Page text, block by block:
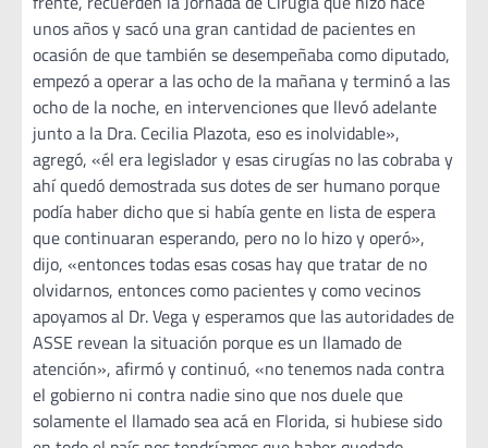
unos años y sacó una gran cantidad de pacientes en
ocasión de que también se desempeñaba como diputado,
empezó a operar a las ocho de la mañana y terminó a las
ocho de la noche, en intervenciones que llevó adelante
junto a la Dra. Cecilia Plazota, eso es inolvidable»,
agregó, «él era legislador y esas cirugías no las cobraba y
ahí quedó demostrada sus dotes de ser humano porque
podía haber dicho que si había gente en lista de espera
que continuaran esperando, pero no lo hizo y operó»,
dijo, «entonces todas esas cosas hay que tratar de no
olvidarnos, entonces como pacientes y como vecinos
apoyamos al Dr. Vega y esperamos que las autoridades de
ASSE revean la situación porque es un llamado de
atención», afirmó y continuó, «no tenemos nada contra
el gobierno ni contra nadie sino que nos duele que
solamente el llamado sea acá en Florida, si hubiese sido